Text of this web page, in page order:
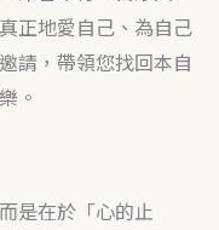
正地愛自己、為自己
請，帶領您找回本自
。
是在於「心的止